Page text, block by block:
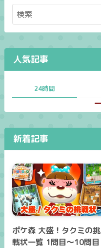
人気記事
24時間
新着記事
ポケ森 大盛！タクミの挑
戦状一覧 1問目～10問目